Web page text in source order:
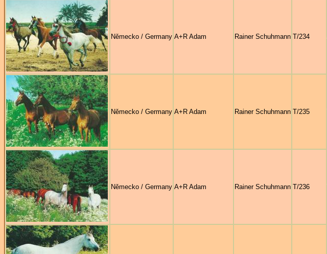
Německo / Germany A+R Adam Rainer Schuhmann T/234
Německo / Germany A+R Adam Rainer Schuhmann T/235
Německo / Germany A+R Adam Rainer Schuhmann T/236